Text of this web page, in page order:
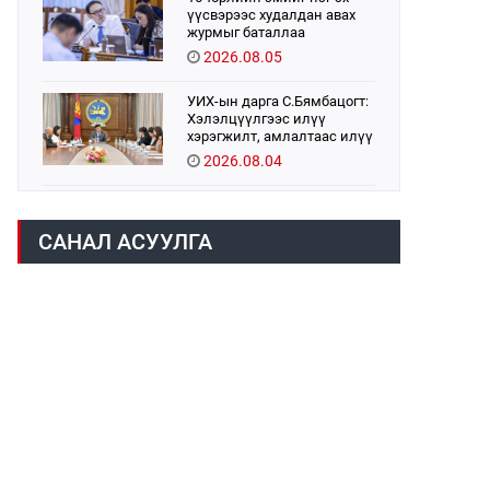
үүсвэрээс худалдан авах
журмыг баталлаа
2026.08.05
УИХ-ын дарга С.Бямбацогт:
Хэлэлцүүлгээс илүү
хэрэгжилт, амлалтаас илүү
бодит үр дүн чухал
2026.08.04
1,439.2 кг үнэт металл
худалдан авлаа
2026.08.05
САНАЛ АСУУЛГА